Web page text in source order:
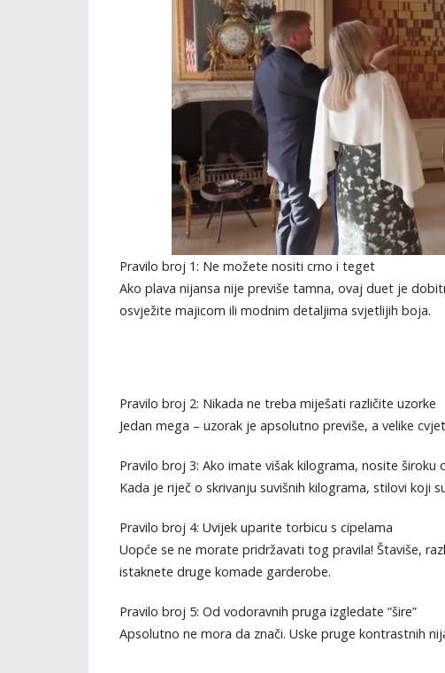
Pravilo broj 1: Ne možete nositi crno i teget
Ako plava nijansa nije previše tamna, ovaj duet je
osvježite majicom ili modnim detaljima svjetlijih boja.
Pravilo broj 2: Nikada ne treba miješati različite uzorke
Jedan mega – uzorak je apsolutno previše, a velike
Pravilo broj 3: Ako imate višak kilograma, nosite široku
Kada je riječ o skrivanju suvišnih kilograma, stilovi koji
Pravilo broj 4: Uvijek uparite torbicu s cipelama
Uopće se ne morate pridržavati tog pravila! Štaviše,
istaknete druge komade garderobe.
Pravilo broj 5: Od vodoravnih pruga izgledate “šire”
Apsolutno ne mora da znači. Uske pruge kontrastnih